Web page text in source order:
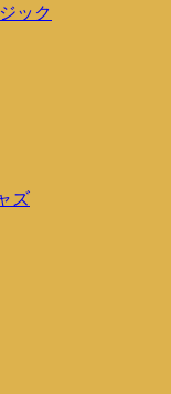
ック
ズ